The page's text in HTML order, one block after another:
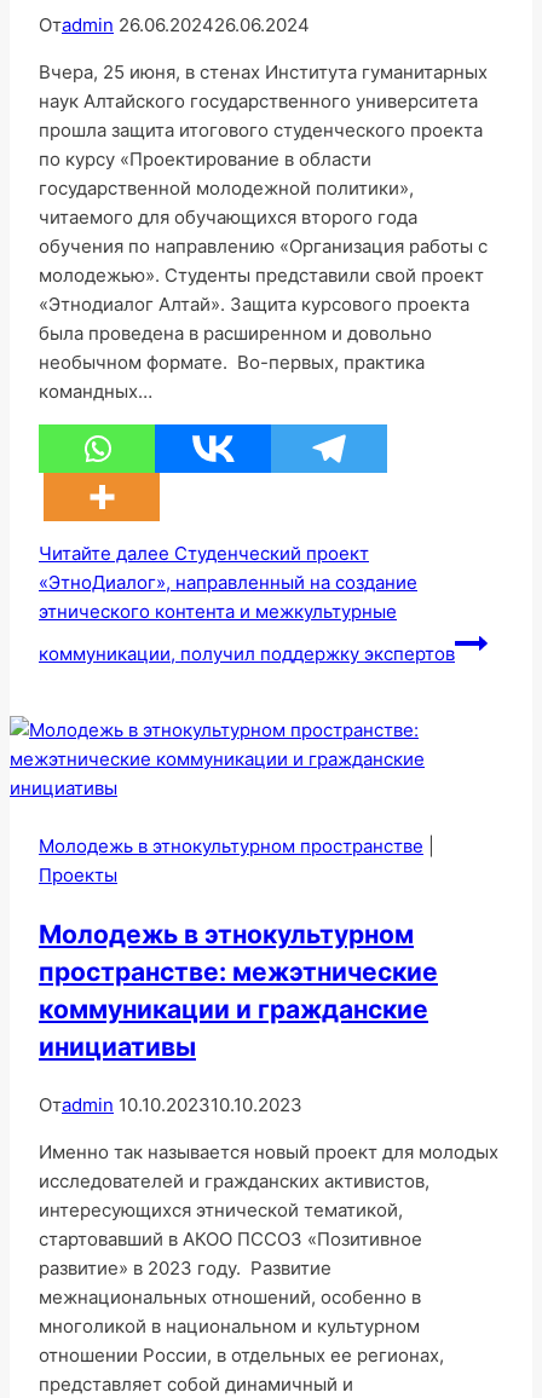
Отadmin 26.06.202426.06.2024
Вчера, 25 июня, в стенах Института гуманитарных
наук Алтайского государственного университета
прошла защита итогового студенческого проекта
по курсу «Проектирование в области
государственной молодежной политики»,
читаемого для обучающихся второго года
обучения по направлению «Организация работы с
молодежью». Студенты представили свой проект
«Этнодиалог Алтай». Защита курсового проекта
была проведена в расширенном и довольно
необычном формате. Во-первых, практика
командных…
Читайте далее Студенческий проект
«ЭтноДиалог», направленный на создание
этнического контента и межкультурные
коммуникации, получил поддержку экспертов
Молодежь в этнокультурном пространстве
Проекты
Молодежь в этнокультурном
пространстве: межэтнические
коммуникации и гражданские
инициативы
Отadmin 10.10.202310.10.2023
Именно так называется новый проект для молодых
исследователей и гражданских активистов,
интересующихся этнической тематикой,
стартовавший в АКОО ПССОЗ «Позитивное
развитие» в 2023 году. Развитие
межнациональных отношений, особенно в
многоликой в национальном и культурном
отношении России, в отдельных ее регионах,
представляет собой динамичный и